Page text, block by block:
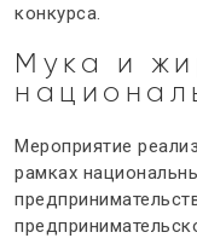
конкурса.
Мука и
Мероприятие
рамках